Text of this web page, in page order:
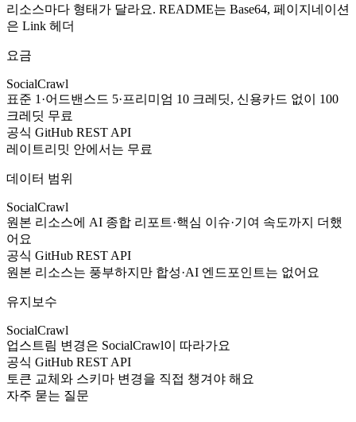
리소스마다 형태가 달라요. README는 Base64, 페이지네이션
은 Link 헤더
요금
SocialCrawl
표준 1·어드밴스드 5·프리미엄 10 크레딧, 신용카드 없이 100
크레딧 무료
공식 GitHub REST API
레이트리밋 안에서는 무료
데이터 범위
SocialCrawl
원본 리소스에 AI 종합 리포트·핵심 이슈·기여 속도까지 더했
어요
공식 GitHub REST API
원본 리소스는 풍부하지만 합성·AI 엔드포인트는 없어요
유지보수
SocialCrawl
업스트림 변경은 SocialCrawl이 따라가요
공식 GitHub REST API
토큰 교체와 스키마 변경을 직접 챙겨야 해요
자주 묻는 질문